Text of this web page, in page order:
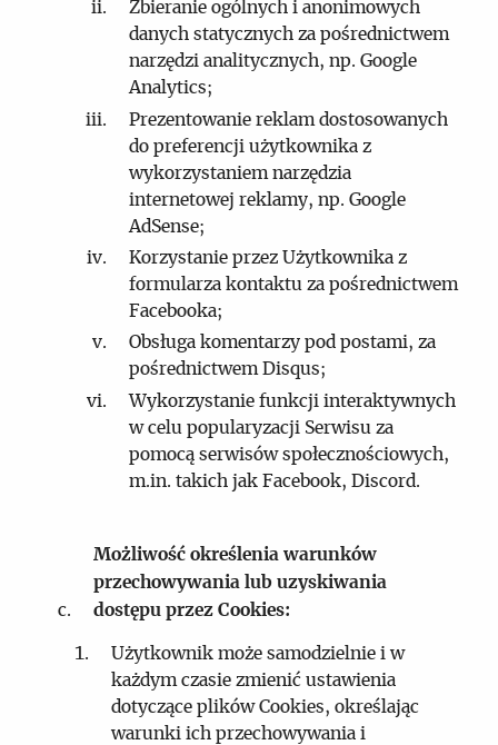
Zbieranie ogólnych i anonimowych
danych statycznych za pośrednictwem
narzędzi analitycznych, np. Google
Analytics;
Prezentowanie reklam dostosowanych
do preferencji użytkownika z
wykorzystaniem narzędzia
internetowej reklamy, np. Google
AdSense;
Korzystanie przez Użytkownika z
formularza kontaktu za pośrednictwem
Facebooka;
Obsługa komentarzy pod postami, za
pośrednictwem Disqus;
Wykorzystanie funkcji interaktywnych
w celu popularyzacji Serwisu za
pomocą serwisów społecznościowych,
m.in. takich jak Facebook, Discord.
Możliwość określenia warunków
przechowywania lub uzyskiwania
dostępu przez Cookies:
Użytkownik może samodzielnie i w
każdym czasie zmienić ustawienia
dotyczące plików Cookies, określając
warunki ich przechowywania i